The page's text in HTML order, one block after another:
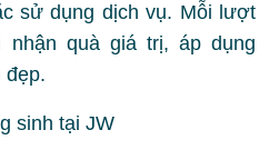
sử dụng dịch vụ. Mỗi lượt
nhận quà giá trị, áp dụng
đẹp.